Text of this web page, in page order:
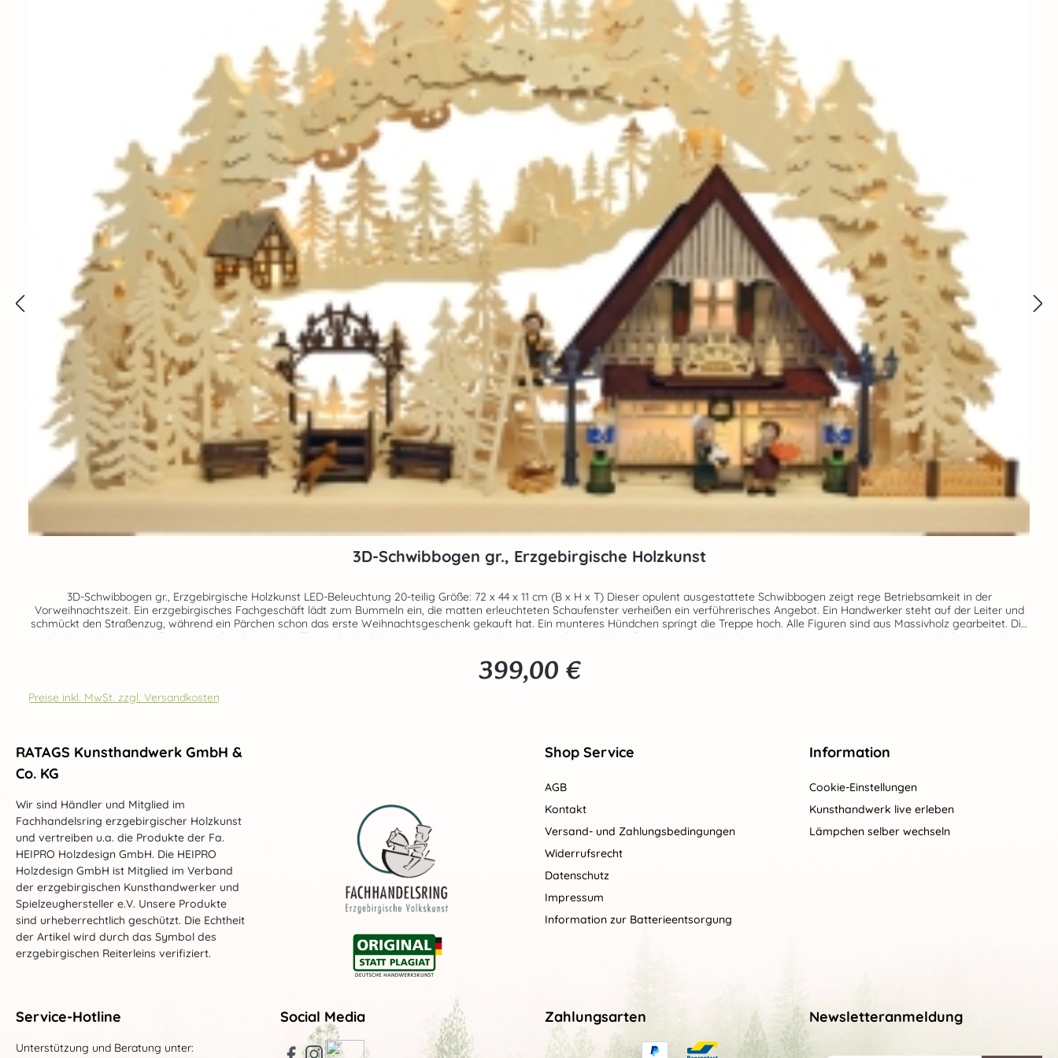
3D-Schwibbogen gr., Erzgebirgische Holzkunst
3D-Schwibbogen gr., Erzgebirgische Holzkunst LED-Beleuchtung 20-teilig Größe: 72 x 44 x 11 cm (B x H x T) Dieser opulent ausgestattete Schwibbogen zeigt rege Betriebsamkeit in der
Vorweihnachtszeit. Ein erzgebirgisches Fachgeschäft lädt zum Bummeln ein, die matten erleuchteten Schaufenster verheißen ein verführerisches Angebot. Ein Handwerker steht auf der Leiter und
schmückt den Straßenzug, während ein Pärchen schon das erste Weihnachtsgeschenk gekauft hat. Ein munteres Hündchen springt die Treppe hoch. Alle Figuren sind aus Massivholz gearbeitet. Die
indirekt verbaute, blendfreie LED-Beleuchtung schafft eine behagliche Atmosphäre. Ein dekoratives Stück Handarbeit für Erzgebirgsliebhaber aus dem Hause RATAGS. Echte Handarbeit aus dem
Regulärer Preis:
399,00 €
Preise inkl. MwSt. zzgl. Versandkosten
RATAGS Kunsthandwerk GmbH &
Co. KG
Wir sind Händler und Mitglied im
Fachhandelsring erzgebirgischer Holzkunst
und vertreiben u.a. die Produkte der Fa.
HEIPRO Holzdesign GmbH. Die HEIPRO
Holzdesign GmbH ist Mitglied im Verband
der erzgebirgischen Kunsthandwerker und
Spielzeughersteller e.V. Unsere Produkte
sind urheberrechtlich geschützt. Die Echtheit
der Artikel wird durch das Symbol des
erzgebirgischen Reiterleins verifiziert.
Shop Service
AGB
Kontakt
Versand- und Zahlungsbedingungen
Widerrufsrecht
Datenschutz
Impressum
Information zur Batterieentsorgung
Information
Cookie-Einstellungen
Kunsthandwerk live erleben
Lämpchen selber wechseln
Service-Hotline
Unterstützung und Beratung unter:
Social Media Zahlungsarten Newsletteranmeldung